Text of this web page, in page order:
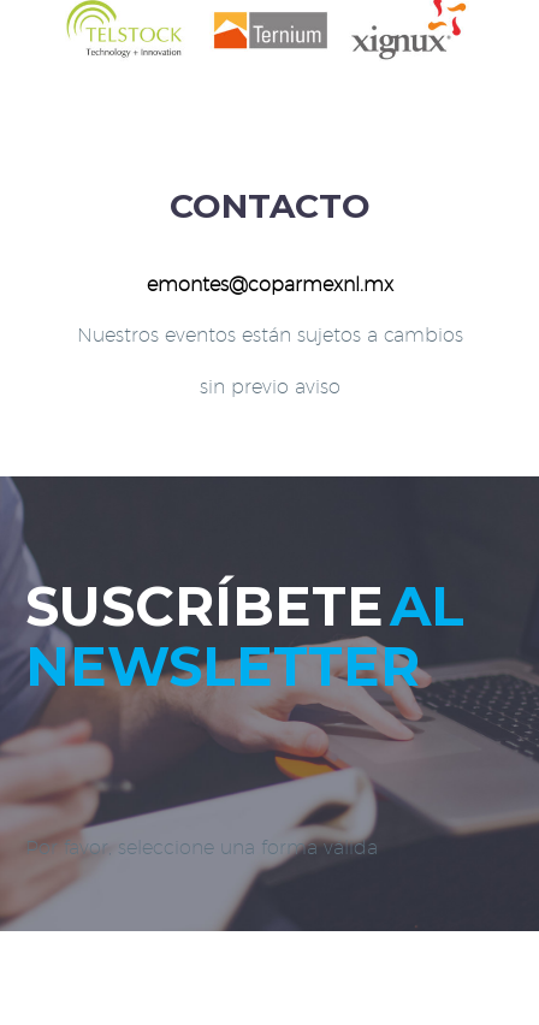
CONTACTO
emontes@coparmexnl.mx
Nuestros eventos están sujetos a cambios
sin previo aviso
SUSCRÍBETEAL
NEWSLETTER
Por favor, seleccione una forma válida